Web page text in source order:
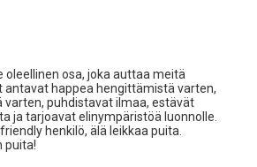
oleellinen osa, joka auttaa meitä
antavat happea hengittämistä varten,
varten, puhdistavat ilmaa, estävät
ja tarjoavat elinympäristöä luonnolle.
henkilö, älä leikkaa puita.
puita!